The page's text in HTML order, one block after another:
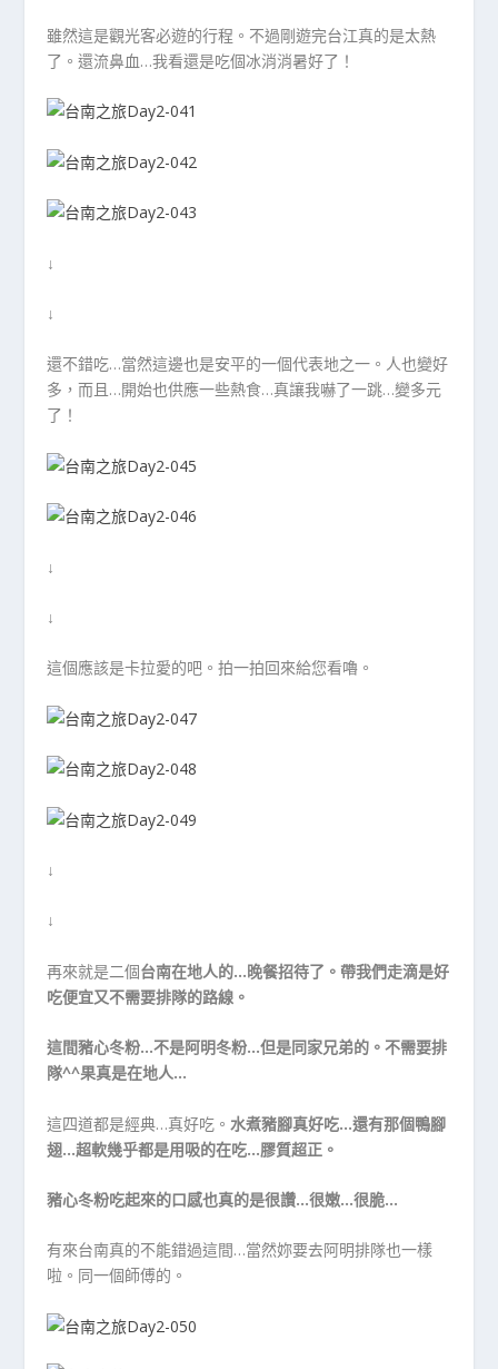
雖然這是觀光客必遊的行程。不過剛遊完台江真的是太熱
了。還流鼻血…我看還是吃個冰消消暑好了！
↓
↓
還不錯吃…當然這邊也是安平的一個代表地之一。人也變好
多，而且…開始也供應一些熱食…真讓我嚇了一跳…變多元
了！
↓
↓
這個應該是卡拉愛的吧。拍一拍回來給您看嚕。
↓
↓
再來就是二個台南在地人的…晚餐招待了。帶我們走滴是好
吃便宜又不需要排隊的路線。
這間豬心冬粉…不是阿明冬粉…但是同家兄弟的。不需要排
隊^^果真是在地人…
這四道都是經典…真好吃。 水煮豬腳真好吃…還有那個鴨腳
翅…超軟幾乎都是用吸的在吃…膠質超正。
豬心冬粉吃起來的口感也真的是很讚…很嫩…很脆…
有來台南真的不能錯過這間…當然妳要去阿明排隊也一樣
啦。同一個師傅的。